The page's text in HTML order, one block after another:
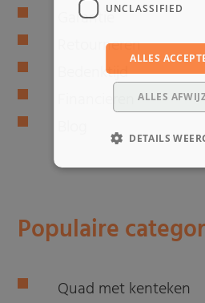
Garantie
Retourneren
Bedenktijd
Populaire
Quad met kenteken
UNCLASSIFIED
ALLES
ALLES
DETAILS